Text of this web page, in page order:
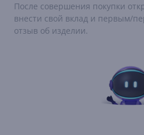
После совершения покупки
внести свой вклад и первым/
отзыв об изделии.